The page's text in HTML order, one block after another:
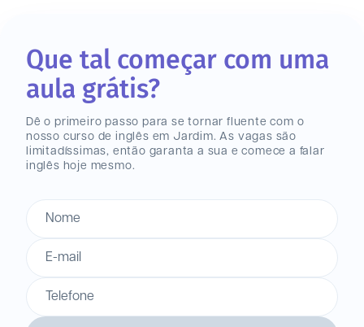
Que tal começar com uma
aula grátis?
Dê o primeiro passo para se tornar fluente com o
nosso curso de inglês em Jardim. As vagas são
limitadíssimas, então garanta a sua e comece a falar
inglês hoje mesmo.
Nome
E-mail
Telefone